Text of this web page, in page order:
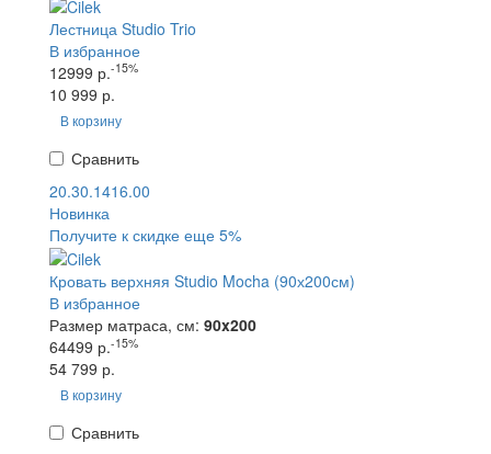
Лестница Studio Trio
В избранное
12999 р.-15%
10 999 р.
В корзину
Сравнить
20.30.1416.00
Новинка
Получите к скидке еще 5%
Кровать верхняя Studio Mocha (90х200см)
В избранное
Размер матраса, см: 90x200
64499 р.-15%
54 799 р.
В корзину
Сравнить